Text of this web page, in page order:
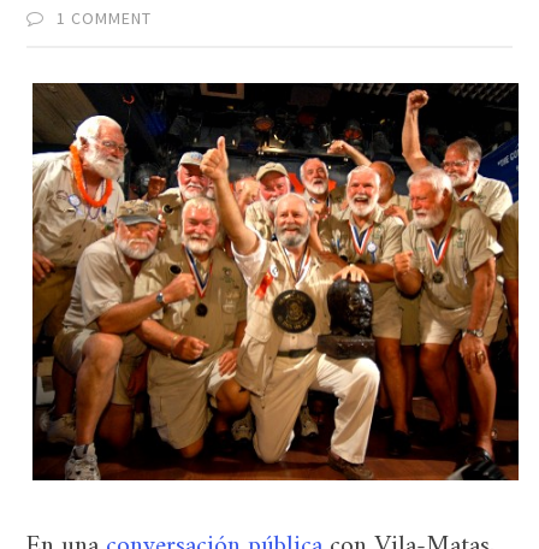
1 COMMENT